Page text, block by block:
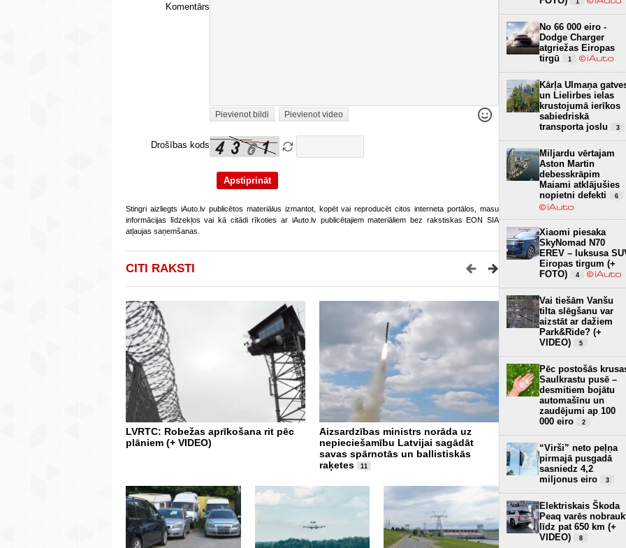
Komentārs
Pievienot bildi Pievienot video
Drošības kods
Stingri aizliegts iAuto.lv publicētos materiālus izmantot, kopēt vai reproducēt citos interneta portālos, masu
informācijas līdzekļos vai kā citādi rīkoties ar iAuto.lv publicētajiem materiāliem bez rakstiskas EON SIA
atļaujas saņemšanas.
CITI RAKSTI
LVRTC: Robežas aprīkošana rit pēc
plāniem (+ VIDEO)
Aizsardzības ministrs norāda uz
nepieciešamību Latvijai sagādāt
savas spārnotās un ballistiskās
raķetes
11
militāro palīdzību 140
apmērā
2
No 66 000 eiro -
Dodge Charger
atgriežas Eiropas
tirgū
1
Kārļa Ulmaņa
un Lielirbes ielas
krustojumā ierīkos
sabiedriskā
transporta joslu
3
Miljardu vērtajam
Aston Martin
debesskrāpim
Maiami atklājušies
nopietni defekti
6
Xiaomi piesaka
SkyNomad N70
EREV – luksusa
Eiropas tirgum (+
FOTO)
4
Vai tiešām Vanšu
tilta slēgšanu var
aizstāt ar dažiem
Park&Ride? (+
VIDEO)
5
Pēc postošās
Saulkrastu pusē –
desmitiem bojātu
automašīnu un
zaudējumi ap 100
000 eiro
2
“Virši” neto peļņa
pirmajā pusgadā
sasniedz 4,2
miljonus eiro
3
Elektriskais Škoda
Peaq varēs
līdz pat 650 km (+
VIDEO)
8